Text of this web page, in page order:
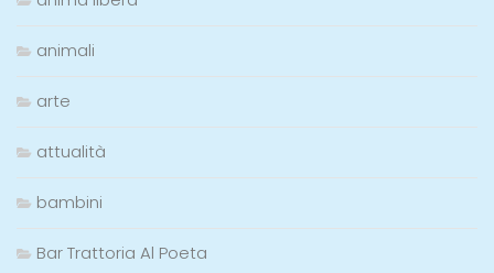
animali
arte
attualità
bambini
Bar Trattoria Al Poeta